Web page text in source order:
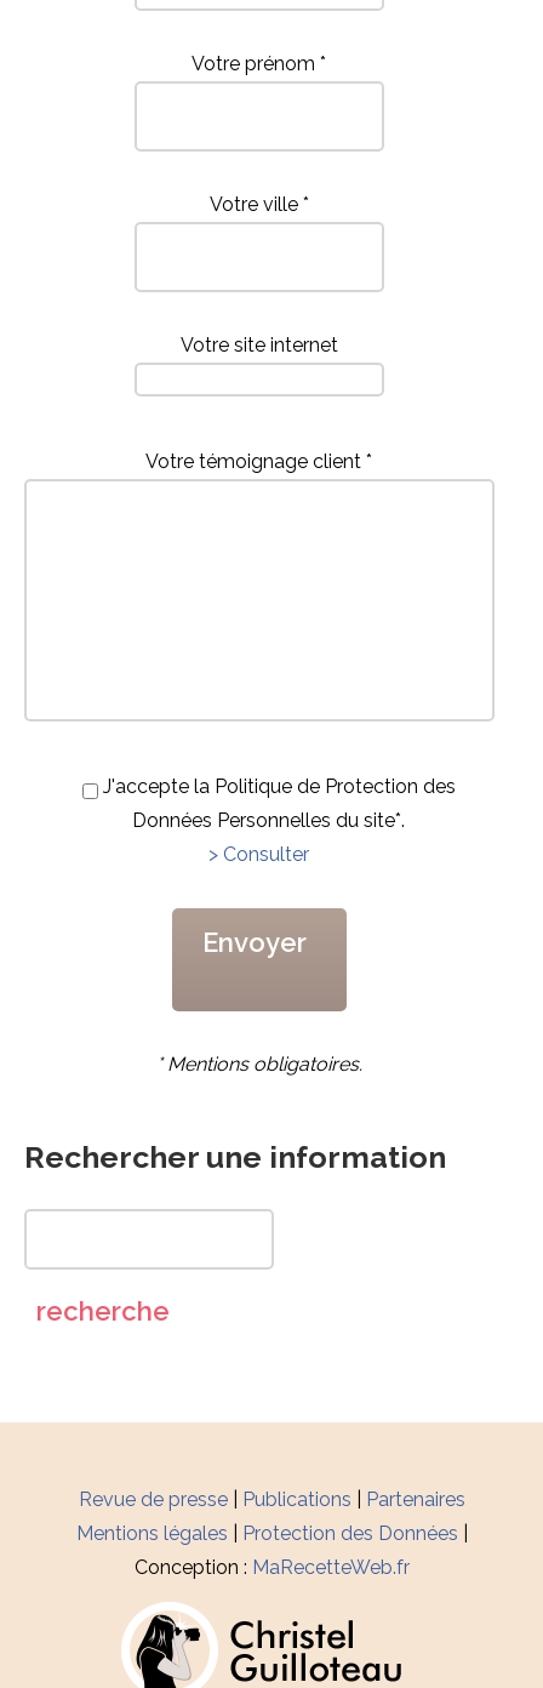
Votre prénom *
Votre ville *
Votre site internet
Votre témoignage client *
J'accepte la Politique de Protection des
Données Personnelles du site*.
> Consulter
* Mentions obligatoires.
Rechercher une information
Revue de presse| Publications
Partenaires
Mentions légales
Protection des Données
Conception : MaRecetteWeb.fr